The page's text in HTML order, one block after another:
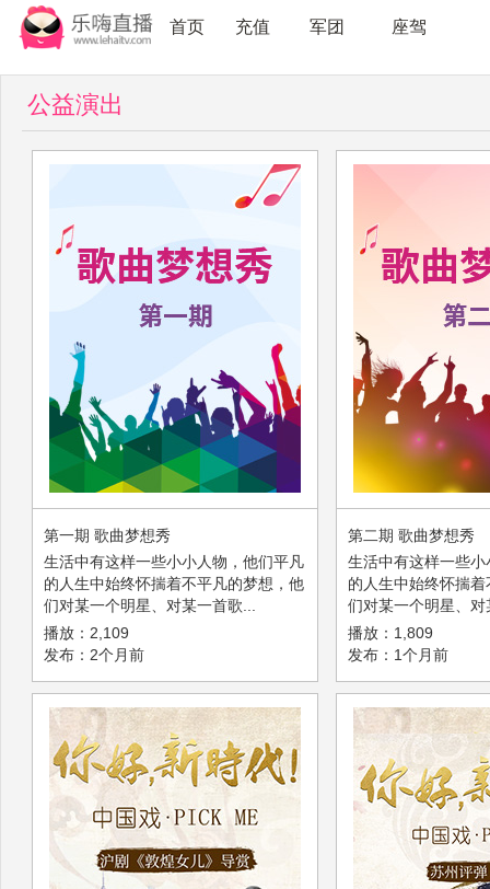
首页 充值 军团 座驾
公益演出
第一期 歌曲梦想秀
生活中有这样一些小小人物，他们平凡
的人生中始终怀揣着不平凡的梦想，他
们对某一个明星、对某一首歌...
播放：2,109
发布：2个月前
第二期 歌曲梦想秀
生活中有这样一些
的人生中始终怀揣
们对某一个明星、
播放：1,809
发布：1个月前